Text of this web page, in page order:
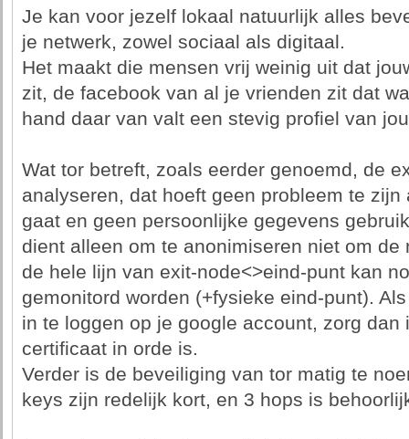
Je kan voor jezelf lokaal natuurlijk alles
je netwerk, zowel sociaal als digitaal.
Het maakt die mensen vrij weinig uit dat
zit, de facebook van al je vrienden zit dat
hand daar van valt een stevig profiel van
Wat tor betreft, zoals eerder genoemd, de
analyseren, dat hoeft geen probleem te
gaat en geen persoonlijke gegevens
dient alleen om te anonimiseren niet om
de hele lijn van exit-node<>eind-punt kan
gemonitord worden (+fysieke eind-punt).
in te loggen op je google account, zorg dan
certificaat in orde is.
Verder is de beveiliging van tor matig te
keys zijn redelijk kort, en 3 hops is